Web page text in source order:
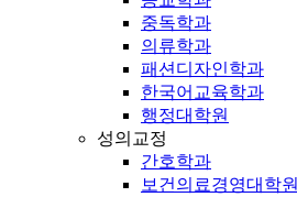
중독학과
의류학과
패션디자인학과
한국어교육학과
행정대학원
성의교정
간호학과
보건의료경영대학원